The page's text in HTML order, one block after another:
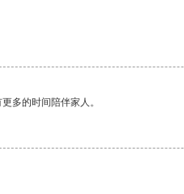
多的时间陪伴家人。